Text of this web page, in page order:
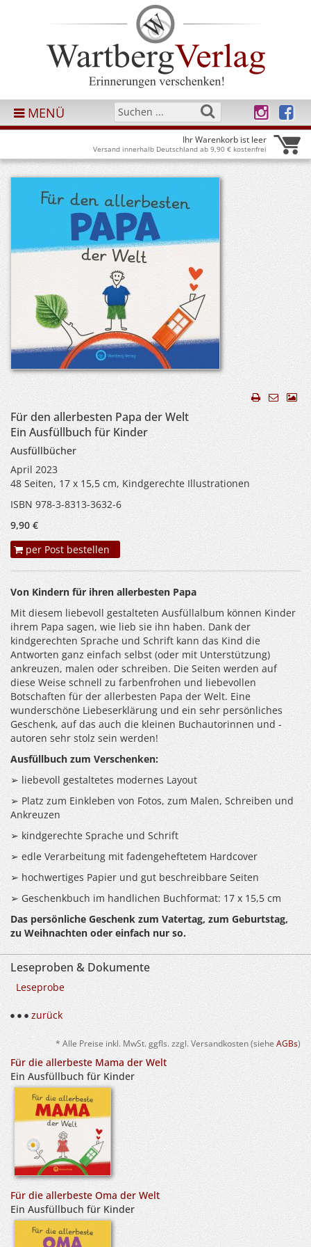
MENÜ
Ihr Warenkorb ist leer
Versand innerhalb Deutschland ab 9,90 € kostenfrei
Für den allerbesten Papa der Welt
Ein Ausfüllbuch für Kinder
Ausfüllbücher
April 2023
48 Seiten, 17 x 15,5 cm, Kindgerechte Illustrationen
ISBN 978-3-8313-3632-6
9,90 €
per Post bestellen
Von Kindern für ihren allerbesten Papa
Mit diesem liebevoll gestalteten Ausfüllalbum können Kinder
ihrem Papa sagen, wie lieb sie ihn haben. Dank der
kindgerechten Sprache und Schrift kann das Kind die
Antworten ganz einfach selbst (oder mit Unterstützung)
ankreuzen, malen oder schreiben. Die Seiten werden auf
diese Weise schnell zu farbenfrohen und liebevollen
Botschaften für der allerbesten Papa der Welt. Eine
wunderschöne Liebeserklärung und ein sehr persönliches
Geschenk, auf das auch die kleinen Buchautorinnen und -
autoren sehr stolz sein werden!
Ausfüllbuch zum Verschenken:
➢ liebevoll gestaltetes modernes Layout
➢ Platz zum Einkleben von Fotos, zum Malen, Schreiben und
Ankreuzen
➢ kindgerechte Sprache und Schrift
➢ edle Verarbeitung mit fadengeheftetem Hardcover
➢ hochwertiges Papier und gut beschreibbare Seiten
➢ Geschenkbuch im handlichen Buchformat: 17 x 15,5 cm
Das persönliche Geschenk zum Vatertag, zum Geburtstag,
zu Weihnachten oder einfach nur so.
Leseproben & Dokumente
Leseprobe
zurück
* Alle Preise inkl. MwSt. ggfls. zzgl. Versandkosten (sieheAGBs)
Für die allerbeste Mama der Welt
Ein Ausfüllbuch für Kinder
Für die allerbeste Oma der Welt
Ein Ausfüllbuch für Kinder